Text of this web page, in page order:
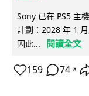
Sony 已在 PS5 主
計劃：2028 年 1
因此...
閱讀全文
159 74 ↗